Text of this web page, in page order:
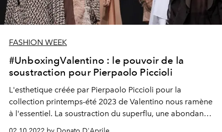
FASHION WEEK
#UnboxingValentino : le pouvoir de la
soustraction pour Pierpaolo Piccioli
L'esthetique créée par Pierpaolo Piccioli pour la
collection printemps-été 2023 de Valentino nous ramène
à l'essentiel. La soustraction du superflu, une abondance
nulle capable de nous conduire à la pureté la plus